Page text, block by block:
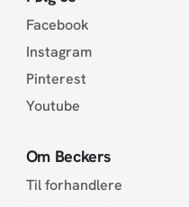
Facebook
Instagram
Pinterest
Youtube
Om Beckers
Til forhandlere